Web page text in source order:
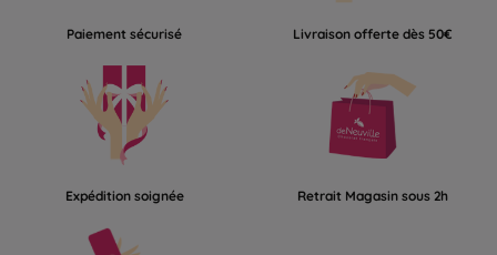
Paiement sécurisé Livraison offerte dès 50€
Expédition soignée Retrait Magasin sous 2h